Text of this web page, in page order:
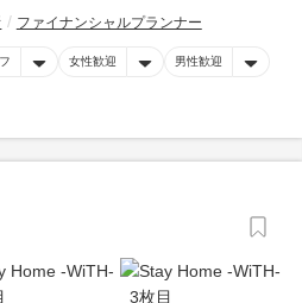
ファイナンシャルプランナー
女性歓迎 男性歓迎